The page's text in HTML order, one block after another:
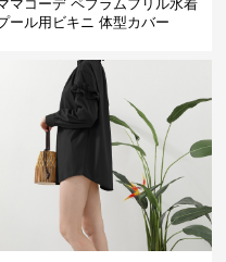
マコーデ ペプラムフリル水着
ール用ビキニ 体型カバー